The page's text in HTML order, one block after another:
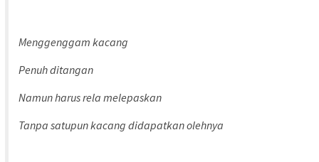
Menggenggam kacang
Penuh ditangan
Namun harus rela melepaskan
Tanpa satupun kacang didapatkan olehnya